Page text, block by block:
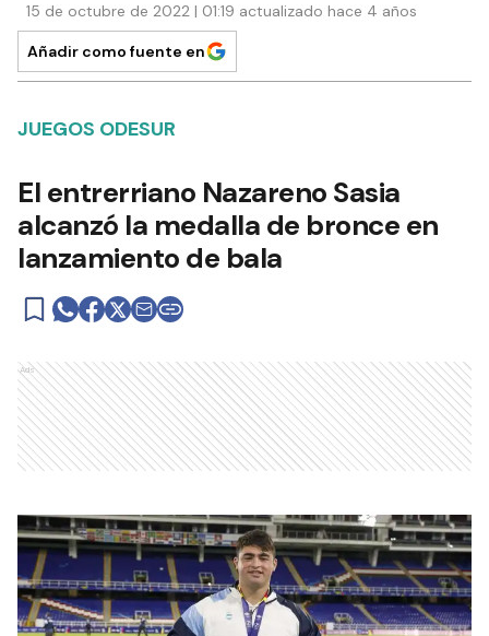
15 de octubre de 2022 | 01:19 actualizado hace 4 años
Añadir como fuente en
JUEGOS ODESUR
El entrerriano Nazareno Sasia
alcanzó la medalla de bronce en
lanzamiento de bala
Ads